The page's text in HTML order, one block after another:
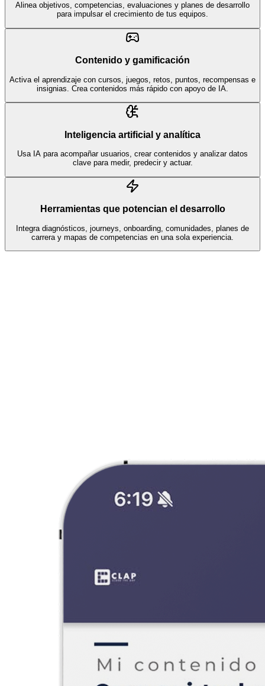
Alinea objetivos, competencias, evaluaciones y planes de desarrollo
para impulsar el crecimiento de tus equipos.
Contenido y gamificación
Activa el aprendizaje con cursos, juegos, retos, puntos, recompensas e
insignias. Crea contenidos más rápido con apoyo de IA.
Inteligencia artificial y analítica
Usa IA para acompañar usuarios, crear contenidos y analizar datos
clave para medir, predecir y actuar.
Herramientas que potencian el desarrollo
Integra diagnósticos, journeys, onboarding, comunidades, planes de
carrera y mapas de competencias en una sola experiencia.